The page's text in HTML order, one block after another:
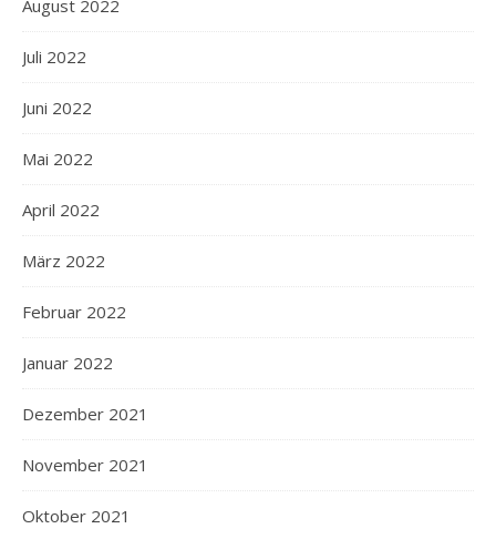
August 2022
Juli 2022
Juni 2022
Mai 2022
April 2022
März 2022
Februar 2022
Januar 2022
Dezember 2021
November 2021
Oktober 2021